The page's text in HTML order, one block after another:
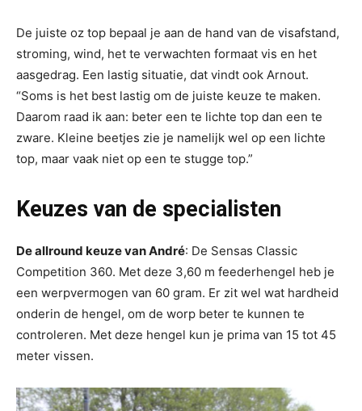
De juiste oz top bepaal je aan de hand van de visafstand,
stroming, wind, het te verwachten formaat vis en het
aasgedrag. Een lastig situatie, dat vindt ook Arnout.
“Soms is het best lastig om de juiste keuze te maken.
Daarom raad ik aan: beter een te lichte top dan een te
zware. Kleine beetjes zie je namelijk wel op een lichte
top, maar vaak niet op een te stugge top.”
Keuzes van de specialisten
De allround keuze van André: De Sensas Classic
Competition 360. Met deze 3,60 m feederhengel heb je
een werpvermogen van 60 gram. Er zit wel wat hardheid
onderin de hengel, om de worp beter te kunnen te
controleren. Met deze hengel kun je prima van 15 tot 45
meter vissen.